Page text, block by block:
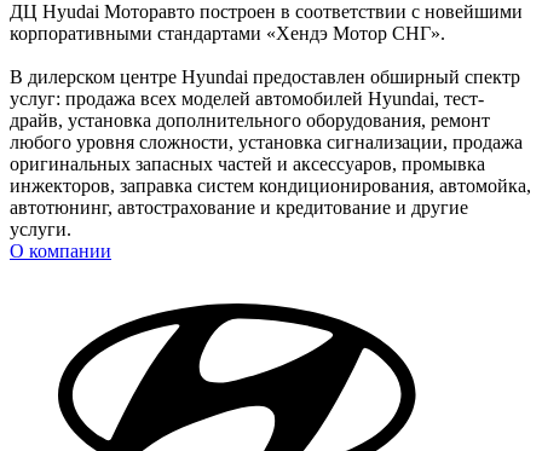
ДЦ Hyudai Моторавто построен в соответствии с новейшими
корпоративными стандартами «Хендэ Мотор СНГ».
В дилерском центре Hyundai предоставлен обширный спектр
услуг: продажа всех моделей автомобилей Hyundai, тест-
драйв, установка дополнительного оборудования, ремонт
любого уровня сложности, установка сигнализации, продажа
оригинальных запасных частей и аксессуаров, промывка
инжекторов, заправка систем кондиционирования, автомойка,
автотюнинг, автострахование и кредитование и другие
услуги.
О компании